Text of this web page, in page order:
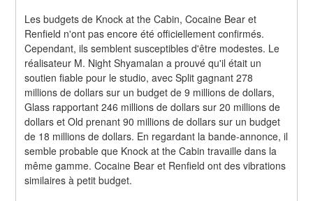
Les budgets de Knock at the Cabin, Cocaine Bear et
Renfield n'ont pas encore été officiellement confirmés.
Cependant, ils semblent susceptibles d'être modestes. Le
réalisateur M. Night Shyamalan a prouvé qu'il était un
soutien fiable pour le studio, avec Split gagnant 278
millions de dollars sur un budget de 9 millions de dollars,
Glass rapportant 246 millions de dollars sur 20 millions de
dollars et Old prenant 90 millions de dollars sur un budget
de 18 millions de dollars. En regardant la bande-annonce, il
semble probable que Knock at the Cabin travaille dans la
même gamme. Cocaine Bear et Renfield ont des vibrations
similaires à petit budget.